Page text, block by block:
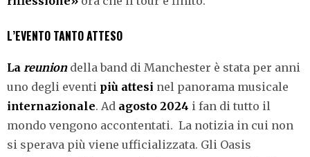
L’EVENTO TANTO ATTESO
La reunion della band di Manchester è stata per anni
uno degli eventi più attesi nel panorama musicale
internazionale. Ad agosto 2024 i fan di tutto il
mondo vengono accontentati. La notizia in cui non
si sperava più viene ufficializzata. Gli Oasis